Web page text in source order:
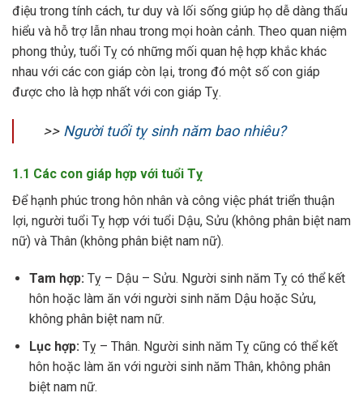
điệu trong tính cách, tư duy và lối sống giúp họ dễ dàng thấu
hiểu và hỗ trợ lẫn nhau trong mọi hoàn cảnh. Theo quan niệm
phong thủy, tuổi Tỵ có những mối quan hệ hợp khắc khác
nhau với các con giáp còn lại, trong đó một số con giáp
được cho là hợp nhất với con giáp Tỵ.
>> Người tuổi tỵ sinh năm bao nhiêu?
1.1 Các con giáp hợp với tuổi Tỵ
Để hạnh phúc trong hôn nhân và công việc phát triển thuận
lợi, người tuổi Tỵ hợp với tuổi Dậu, Sửu (không phân biệt nam
nữ) và Thân (không phân biệt nam nữ).
Tam hợp: Tỵ – Dậu – Sửu. Người sinh năm Tỵ có thể kết
hôn hoặc làm ăn với người sinh năm Dậu hoặc Sửu,
không phân biệt nam nữ.
Lục hợp: Tỵ – Thân. Người sinh năm Tỵ cũng có thể kết
hôn hoặc làm ăn với người sinh năm Thân, không phân
biệt nam nữ.